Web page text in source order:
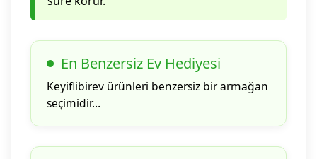
En Benzersiz Ev Hediyesi
Keyiflibirev ürünleri benzersiz bir armağan
seçimidir…